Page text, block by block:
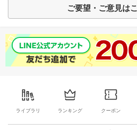
ご要望・ご意見は
ライブラリ ランキング クーポン